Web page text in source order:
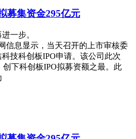
募集资金295亿元
一步。
息显示，当天召开的上市审核委
技科创板IPO申请。该公司此次
创下科创板IPO拟募资额之最。此